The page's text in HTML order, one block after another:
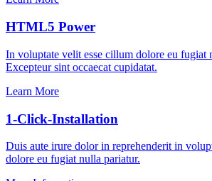
HTML5 Power
In voluptate velit esse cillum dolore eu fugiat
Excepteur sint occaecat cupidatat.
Learn More
1-Click-Installation
Duis aute irure dolor in reprehenderit in
dolore eu fugiat nulla pariatur.